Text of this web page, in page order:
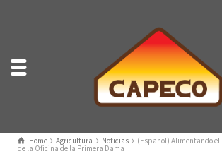
Home Agricultura Noticias (Español) Alimentando
de la Oficina de la Primera Dama